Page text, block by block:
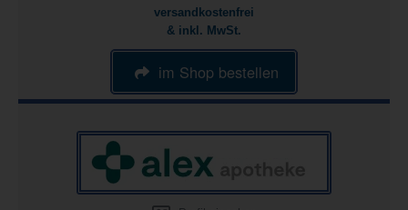
versandkostenfrei
& inkl. MwSt.
im Shop bestellen